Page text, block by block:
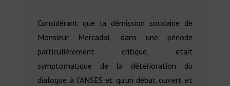
Considérant que la démission soudaine de
Monsieur Mercadal, dans une période
particulièrement critique, était
symptomatique de la détérioration du
dialogue à l’ANSES et qu’un débat ouvert et